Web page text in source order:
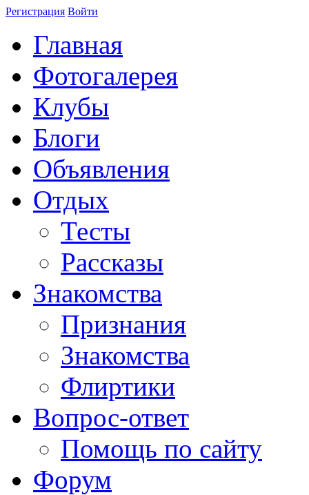
Регистрация Войти
Главная
Фотогалерея
Клубы
Блоги
Объявления
Отдых
Тесты
Рассказы
Знакомства
Признания
Знакомства
Флиртики
Вопрос-ответ
Помощь по сайту
Форум